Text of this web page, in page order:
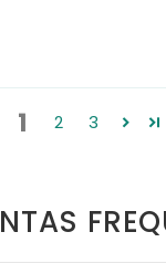
1 2 3